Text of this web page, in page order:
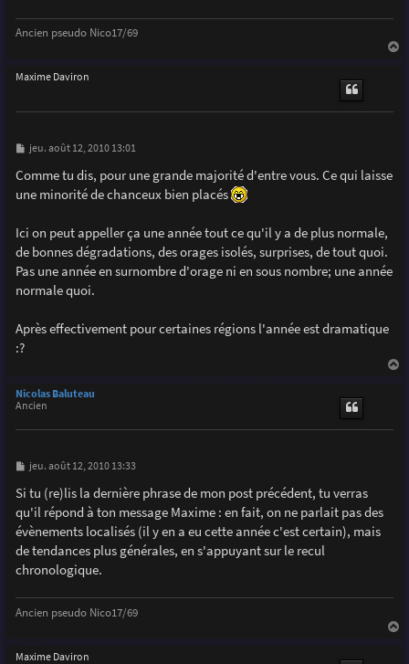
Ancien pseudo Nico17/69
Maxime Daviron
M
s
s
a
jeu. août 12, 2010 13:01
Comme tu dis, pour une grande majorité d'entre vous. Ce qui laisse
une minorité de chanceux bien placés
Ici on peut appeller ça une année tout ce qu'il y a de plus normale,
de bonnes dégradations, des orages isolés, surprises, de tout quoi.
Pas une année en surnombre d'orage ni en sous nombre; une année
normale quoi.
Après effectivement pour certaines régions l'année est dramatique
:?
Nicolas Baluteau
Ancien
M
s
s
a
g
e
jeu. août 12, 2010 13:33
Si tu (re)lis la dernière phrase de mon post précédent, tu verras
qu'il répond à ton message Maxime : en fait, on ne parlait pas des
évènements localisés (il y en a eu cette année c'est certain), mais
de tendances plus générales, en s'appuyant sur le recul
chronologique.
Ancien pseudo Nico17/69
Maxime Daviron